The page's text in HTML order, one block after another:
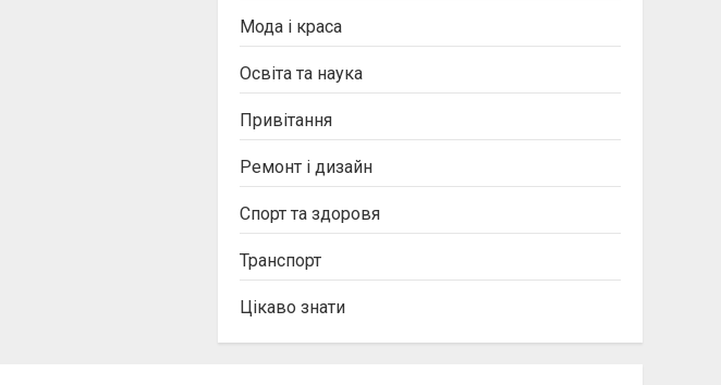
Мода і краса
Освіта та наука
Привітання
Ремонт і дизайн
Спорт та здоровя
Транспорт
Цікаво знати